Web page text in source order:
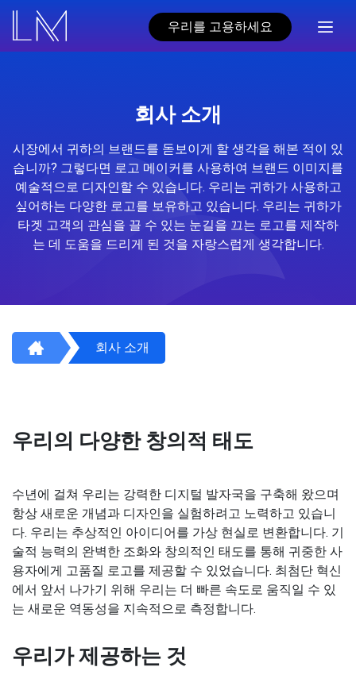
우리를 고용하세요
회사 소개
시장에서 귀하의 브랜드를 돋보이게 할 생각을 해본 적이 있
습니까? 그렇다면 로고 메이커를 사용하여 브랜드 이미지를
예술적으로 디자인할 수 있습니다. 우리는 귀하가 사용하고
싶어하는 다양한 로고를 보유하고 있습니다. 우리는 귀하가
타겟 고객의 관심을 끌 수 있는 눈길을 끄는 로고를 제작하
는 데 도움을 드리게 된 것을 자랑스럽게 생각합니다.
회사 소개
우리의 다양한 창의적 태도
수년에 걸쳐 우리는 강력한 디지털 발자국을 구축해 왔으며
항상 새로운 개념과 디자인을 실험하려고 노력하고 있습니
다. 우리는 추상적인 아이디어를 가상 현실로 변환합니다. 기
술적 능력의 완벽한 조화와 창의적인 태도를 통해 귀중한 사
용자에게 고품질 로고를 제공할 수 있었습니다. 최첨단 혁신
에서 앞서 나가기 위해 우리는 더 빠른 속도로 움직일 수 있
는 새로운 역동성을 지속적으로 측정합니다.
우리가 제공하는 것